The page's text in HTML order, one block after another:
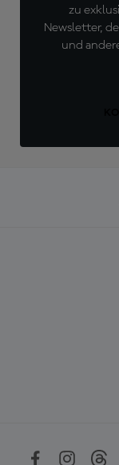
zu
Newsletter,
und